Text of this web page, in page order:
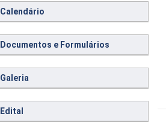
Calendário
Documentos e Formulários
Galeria
Edital